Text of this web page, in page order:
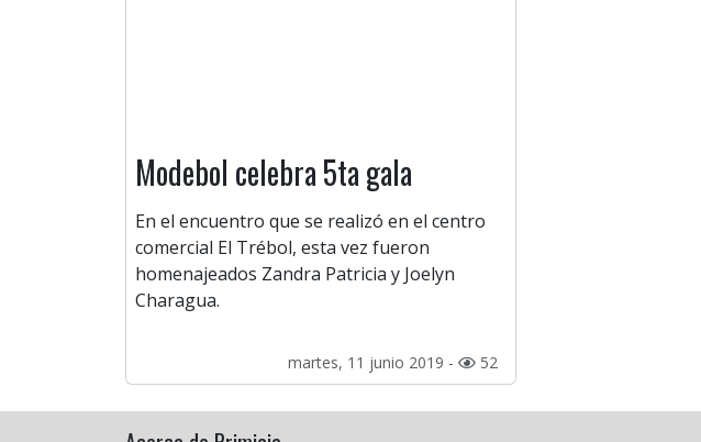
Modebol celebra 5ta gala
En el encuentro que se realizó en el centro
comercial El Trébol, esta vez fueron
homenajeados Zandra Patricia y Joelyn
Charagua.
martes, 11 junio 2019 - 52